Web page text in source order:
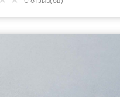
0 отзыв(ов)